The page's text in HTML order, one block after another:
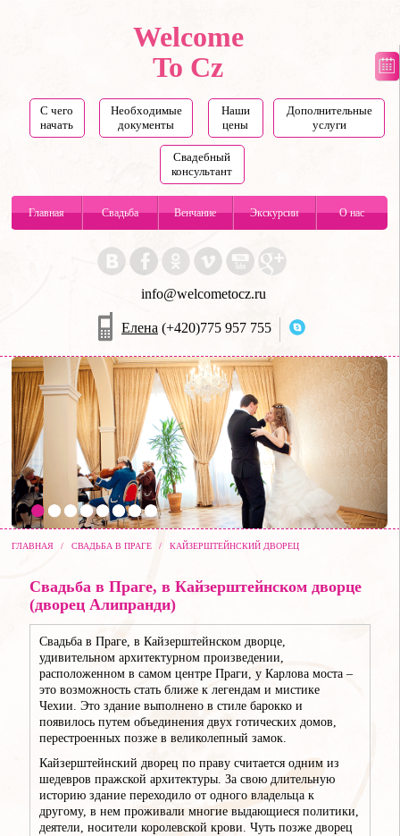
Welcome
To Cz
С чего
начать
Необходимые
документы
Наши
цены
Дополнительные
услуги
Свадебный
консультант
Главная Свадьба Венчание Экскурсии О нас
info@welcometocz.ru
Елена (+420)775 957 755
ГЛАВНАЯ / СВАДЬБА В ПРАГЕ / КАЙЗЕРШТЕЙНСКИЙ ДВОРЕЦ
Свадьба в Праге, в Кайзерштейнском дворце
(дворец Алипранди)
Свадьба в Праге, в Кайзерштейнском дворце,
удивительном архитектурном произведении,
расположенном в самом центре Праги, у Карлова моста –
это возможность стать ближе к легендам и мистике
Чехии. Это здание выполнено в стиле барокко и
появилось путем объединения двух готических домов,
перестроенных позже в великолепный замок.
Кайзерштейнский дворец по праву считается одним из
шедевров пражской архитектуры. За свою длительную
историю здание переходило от одного владельца к
другому, в нем проживали многие выдающиеся политики,
деятели, носители королевской крови. Чуть позже дворец